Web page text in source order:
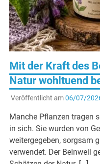
Mit der Kraft des
Natur wohltuend
Veröffentlicht am06/07/
Manche Pflanzen tragen
in sich. Sie wurden von
weitergegeben, sorgsam
verwendet. Der Beinwell